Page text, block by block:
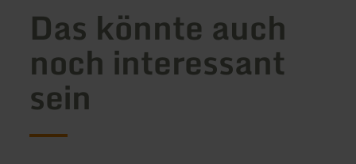
Das könnte auch
noch interessant
sein